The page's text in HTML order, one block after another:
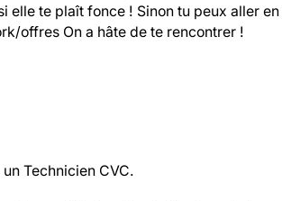
elle te plaît fonce ! Sinon tu peux aller
offres On a hâte de te rencontrer !
Technicien CVC.